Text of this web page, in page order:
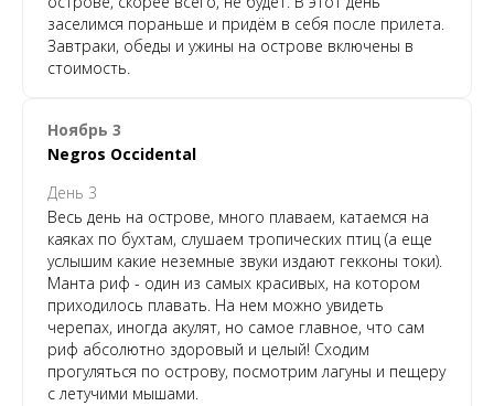
заселимся пораньше и придём в себя после прилета.
Завтраки, обеды и ужины на острове включены в
стоимость.
Ноябрь 3
Negros Occidental
День 3
Весь день на острове, много плаваем, катаемся на
каяках по бухтам, слушаем тропических птиц (а еще
услышим какие неземные звуки издают гекконы токи).
Манта риф - один из самых красивых, на котором
приходилось плавать. На нем можно увидеть
черепах, иногда акулят, но самое главное, что сам
риф абсолютно здоровый и целый! Сходим
прогуляться по острову, посмотрим лагуны и пещеру
с летучими мышами.